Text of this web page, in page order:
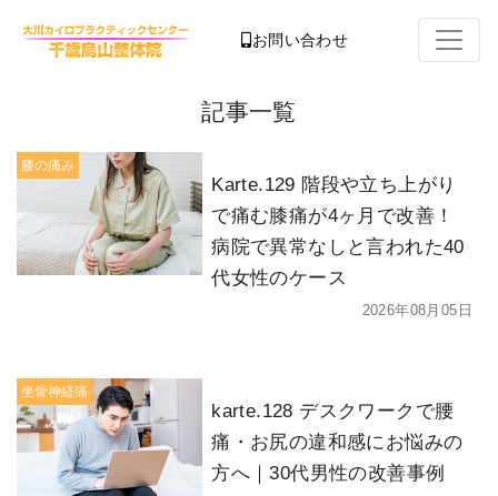
お問い合わせ
記事一覧
膝の痛み
Karte.129 階段や立ち上がり
で痛む膝痛が4ヶ月で改善！
病院で異常なしと言われた40
代女性のケース
2026年08月05日
坐骨神経痛
karte.128 デスクワークで腰
痛・お尻の違和感にお悩みの
方へ｜30代男性の改善事例